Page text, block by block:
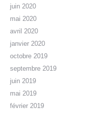
juin 2020
mai 2020
avril 2020
janvier 2020
octobre 2019
septembre 2019
juin 2019
mai 2019
février 2019